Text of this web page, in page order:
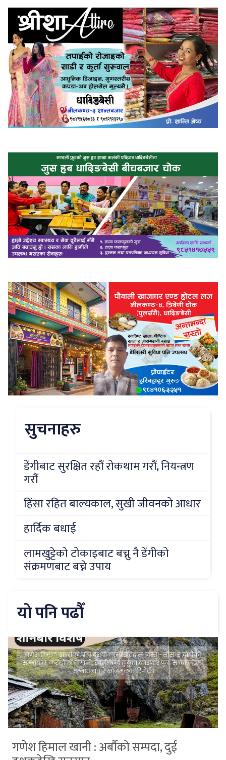
सुचनाहरु
डेंगीबाट सुरक्षित रहौं रोकथाम गरौं, नियन्त्रण
गरौं
हिंसा रहित बाल्यकाल, सुखी जीवनको आधार
हार्दिक बधाई
लामखुट्टेको टोकाइबाट बच्नु नै डेंगीको
संक्रमणबाट बच्ने उपाय
यो पनि पढौँ
गणेश हिमाल खानी : अर्बौंको सम्पदा, दुई